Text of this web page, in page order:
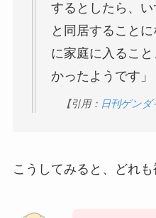
するとしたら、
と同居すること
に家庭に入るこ
かったようです」
【引用： 日刊ゲンダ
こうしてみると、どれも